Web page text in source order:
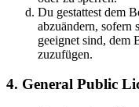
Du gestattest dem
abzuändern, sofern
geeignet sind, dem
zuzufügen.
4. General Public